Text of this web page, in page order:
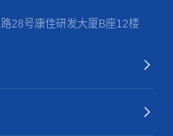
28号康佳研发大厦B座12楼